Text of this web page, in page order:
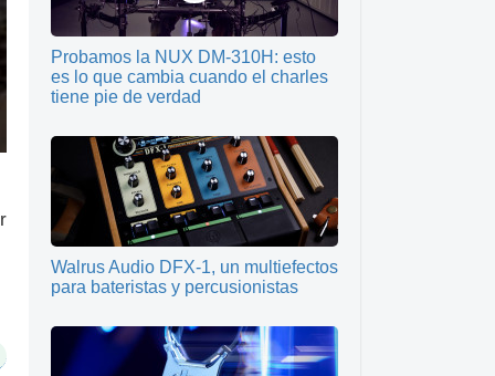
Probamos la NUX DM-310H: esto
es lo que cambia cuando el charles
tiene pie de verdad
Walrus Audio DFX-1, un multiefectos
para bateristas y percusionistas